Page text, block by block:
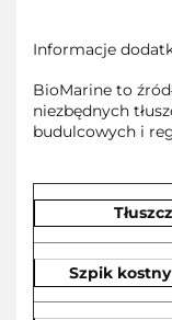
Informacje
BioMarine to
niezbędnych
budulcowych i
Szpik